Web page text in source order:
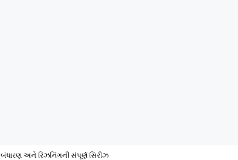
બંધારણ અને રિઝનિંગની સંપૂર્ણ સિરીઝ